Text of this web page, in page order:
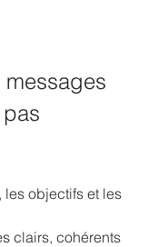
messages
pas
les objectifs et les
clairs, cohérents